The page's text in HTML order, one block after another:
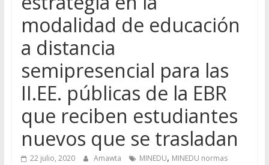
modalidad de educación
a distancia
semipresencial para las
II.EE. públicas de la EBR
que reciben estudiantes
nuevos que se trasladan
22 julio, 2020 Amawta MINEDU, MINEDU normas